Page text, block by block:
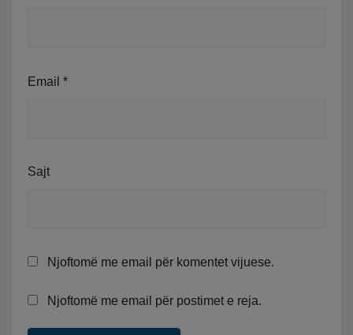
Email *
Sajt
Njoftomë me email për komentet vijuese.
Njoftomë me email për postimet e reja.